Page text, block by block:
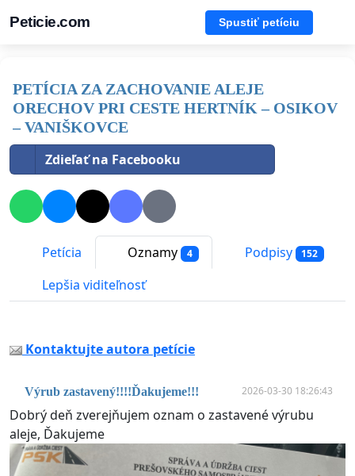
Peticie.com Spustiť petíciu
PETÍCIA ZA ZACHOVANIE ALEJE
ORECHOV PRI CESTE HERTNÍK – OSIKOV
– VANIŠKOVCE
Zdieľať na Facebooku
Petícia Oznamy 4 Podpisy 152
Lepšia viditeľnosť
Kontaktujte autora petície
Výrub zastavený!!!!Ďakujeme!!! 2026-03-30 18:26:43
Dobrý deň zverejňujem oznam o zastavené výrubu
aleje, Ďakujeme